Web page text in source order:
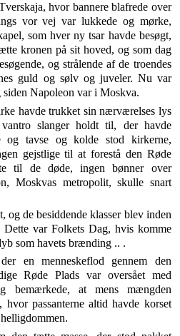
hvor bannere blafrede over
vor vej var lukkede og mørke,
som hver ny tsar havde besøgt,
kronen på sit hoved, og som dag
og strålende af de troendes
guld og sølv og juveler. Nu var
Napoleon var i Moskva.
havde trukket sin nær­værelses lys
slanger holdt til, der havde
og tavse og kolde stod kirkerne,
gejstlige til at forestå den Røde
til de døde, ingen bønner over
Moskvas metropolit, skulle snart
og de besiddende klasser blev inden
var Fol­kets Dag, hvis komme
som havets brænding .. .
en menneskeflod gennem den
Røde Plads var over­sået med
bemærkede, at mens mængden
hvor pas­santerne altid havde korset